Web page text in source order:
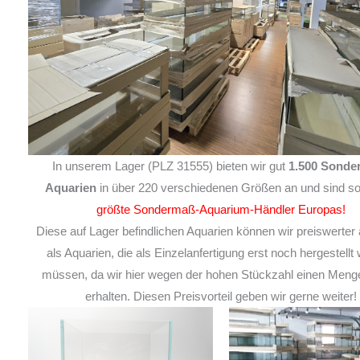
In unserem Lager (PLZ 31555) bieten wir gut 1.500
Aquarien in über 220 verschiedenen Größen an und sind
größte Sondermaß-Aquarium-Händler Europas!
Diese auf Lager befindlichen Aquarien können wir preiswerter
als Aquarien, die als Einzelanfertigung erst noch hergestellt
müssen, da wir hier wegen der hohen Stückzahl einen
erhalten. Diesen Preisvorteil geben wir gerne weiter!